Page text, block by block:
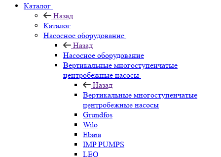
Каталог
Назад
Каталог
Насосное оборудование
Назад
Насосное оборудование
Вертикальные многоступенчатые
центробежные насосы
Назад
Вертикальные многоступенчатые
центробежные насосы
Grundfos
Wilo
Ebara
IMP PUMPS
LEO